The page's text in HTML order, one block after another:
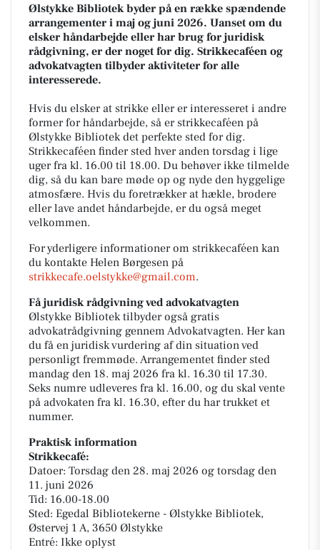
Ølstykke Bibliotek byder på en række spændende
arrangementer i maj og juni 2026. Uanset om du
elsker håndarbejde eller har brug for juridisk
rådgivning, er der noget for dig. Strikkecaféen og
advokatvagten tilbyder aktiviteter for alle
interesserede.
Hvis du elsker at strikke eller er interesseret i andre
former for håndarbejde, så er strikkecaféen på
Ølstykke Bibliotek det perfekte sted for dig.
Strikkecaféen finder sted hver anden torsdag i lige
uger fra kl. 16.00 til 18.00. Du behøver ikke tilmelde
dig, så du kan bare møde op og nyde den hyggelige
atmosfære. Hvis du foretrækker at hækle, brodere
eller lave andet håndarbejde, er du også meget
velkommen.
For yderligere informationer om strikkecaféen kan
du kontakte Helen Børgesen på
strikkecafe.oelstykke@gmail.com.
Få juridisk rådgivning ved advokatvagten
Ølstykke Bibliotek tilbyder også gratis
advokatrådgivning gennem Advokatvagten. Her kan
du få en juridisk vurdering af din situation ved
personligt fremmøde. Arrangementet finder sted
mandag den 18. maj 2026 fra kl. 16.30 til 17.30.
Seks numre udleveres fra kl. 16.00, og du skal vente
på advokaten fra kl. 16.30, efter du har trukket et
nummer.
Praktisk information
Strikkecafé:
Datoer: Torsdag den 28. maj 2026 og torsdag den
11. juni 2026
Tid: 16.00-18.00
Sted: Egedal Bibliotekerne - Ølstykke Bibliotek,
Østervej 1 A, 3650 Ølstykke
Entré: Ikke oplyst